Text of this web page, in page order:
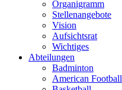
Organigramm
Stellenangebote
Vision
Aufsichtsrat
Wichtiges
Abteilungen
Badminton
American Football